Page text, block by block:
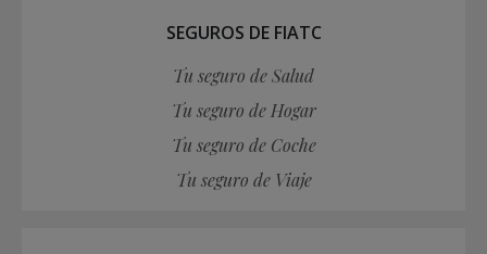
SEGUROS DE FIATC
Tu seguro de Salud
Tu seguro de Hogar
Tu seguro de Coche
Tu seguro de Viaje